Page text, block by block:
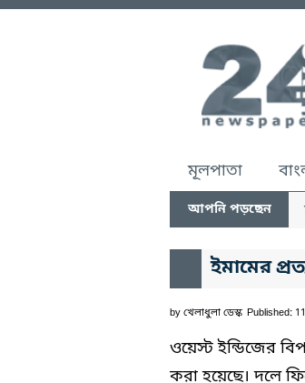
মূলপাতা
আপনি পড়ছেন
ইমামের
by খেলাধুলা ডেস্ক Published:
ওয়েস্ট ইন্ডিজের
করা হয়েছে। দলে